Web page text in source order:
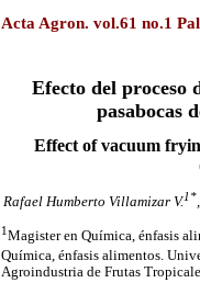
Acta Agron. vol.61 no.1
Efecto del proceso
pasabocas
Effect of vacuum
Rafael Humberto Villamizar V.1*
1 Magister en Química, énfasis
Química, énfasis alimentos.
Agroindustria de Frutas